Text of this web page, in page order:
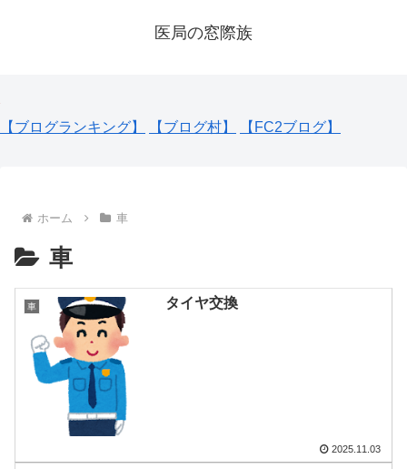
医局の窓際族
【ブログランキング】 【ブログ村】 【FC2ブログ】
ホーム 車
車
車 タイヤ交換
2025.11.03